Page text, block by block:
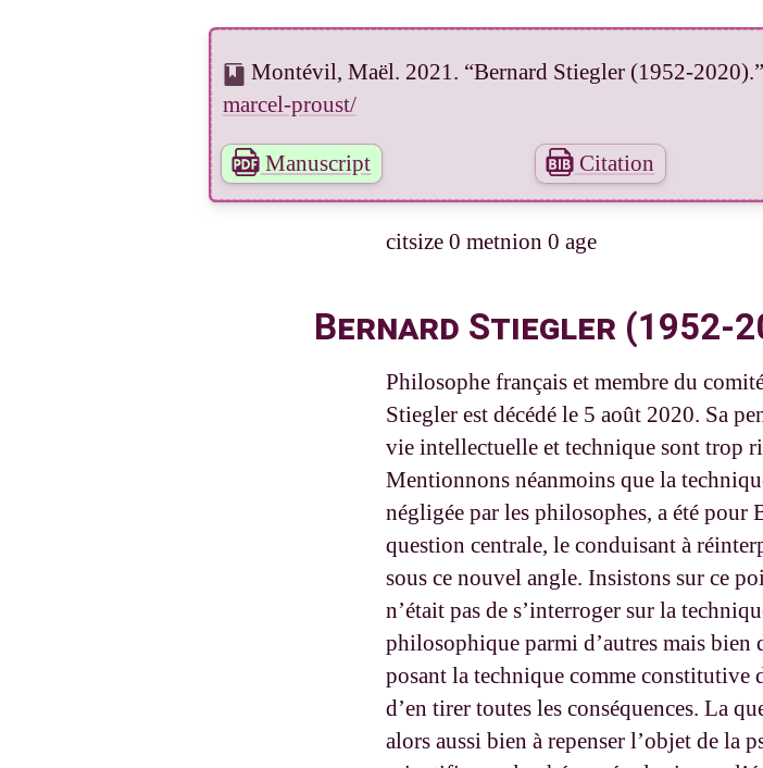
Montévil, Maël. 2021. “Bernard Stiegler (1952-
marcel-proust/
Manuscript Citation
citsize 0 metnion 0 age
Bernard Stiegler (1952-
Philosophe français et membre du
Stiegler est décédé le 5 août 2020. Sa
vie intellectuelle et technique sont trop
Mentionnons néanmoins que la
négligée par les philosophes, a été pour
question centrale, le conduisant à
sous ce nouvel angle. Insistons sur ce
n’était pas de s’interroger sur la
philosophique parmi d’autres mais bien
posant la technique comme constitutive
d’en tirer toutes les conséquences. La
alors aussi bien à repenser l’objet de la